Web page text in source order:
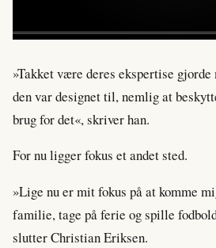
»Takket være deres ekspertise
den var designet til, nemlig at
brug for det«, skriver han.
For nu ligger fokus et andet sted.
»Lige nu er mit fokus på at komme
familie, tage på ferie og spille
slutter Christian Eriksen.